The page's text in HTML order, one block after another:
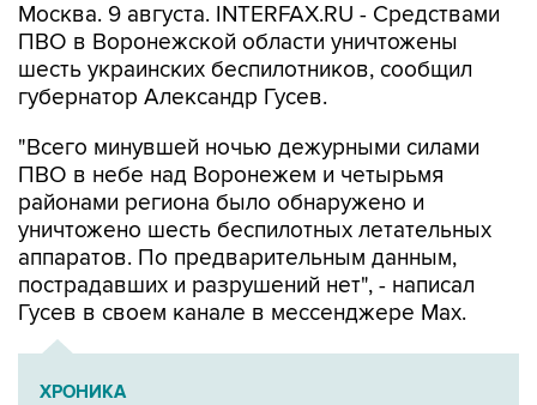
Москва. 9 августа. INTERFAX.RU - Средствами
ПВО в Воронежской области уничтожены
шесть украинских беспилотников, сообщил
губернатор Александр Гусев.
"Всего минувшей ночью дежурными силами
ПВО в небе над Воронежем и четырьмя
районами региона было обнаружено и
уничтожено шесть беспилотных летательных
аппаратов. По предварительным данным,
пострадавших и разрушений нет", - написал
Гусев в своем канале в мессенджере Max.
ХРОНИКА